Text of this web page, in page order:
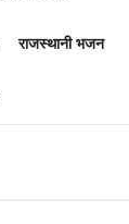
राजस्थानी भजन